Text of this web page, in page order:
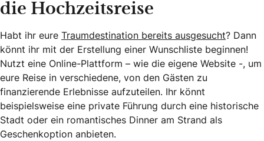
die Hochzeitsreise
Habt ihr eure Traumdestination bereits ausgesucht? Dann
könnt ihr mit der Erstellung einer Wunschliste beginnen!
Nutzt eine Online-Plattform – wie die eigene Website -, um
eure Reise in verschiedene, von den Gästen zu
finanzierende Erlebnisse aufzuteilen. Ihr könnt
beispielsweise eine private Führung durch eine historische
Stadt oder ein romantisches Dinner am Strand als
Geschenkoption anbieten.